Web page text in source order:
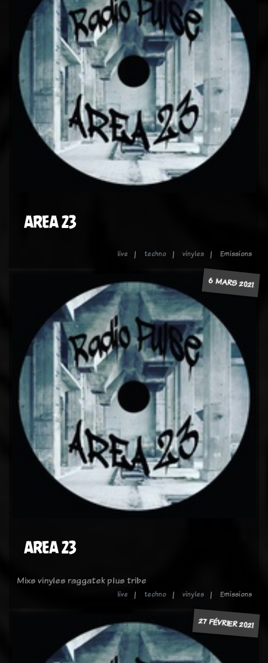
AREA 23
live techno vinyles Emissions
6 MARS 2021
AREA 23
Mixs vinyles raggatek plus tribe
live techno vinyles Emissions
27 FÉVRIER 2021